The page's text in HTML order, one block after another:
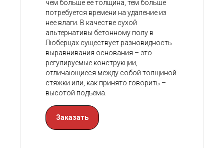
чем больше ее толщина, тем больше
потребуется времени на удаление из
нее влаги. В качестве сухой
альтернативы бетонному полу в
Люберцах существует разновидность
выравнивания основания – это
регулируемые конструкции,
отличающиеся между собой толщиной
стяжки или, как принято говорить –
высотой подъема.
Заказать